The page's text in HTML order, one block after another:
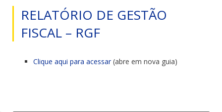
RELATÓRIO DE GESTÃO
FISCAL – RGF
Clique aqui para acessar(abre em nova guia)